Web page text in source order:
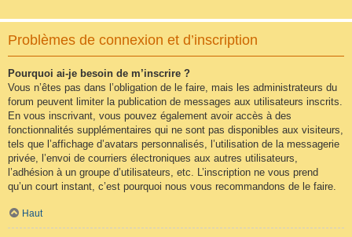
Problèmes de connexion et d’inscription
Pourquoi ai-je besoin de m’inscrire ?
Vous n’êtes pas dans l’obligation de le faire, mais les administrateurs du
forum peuvent limiter la publication de messages aux utilisateurs inscrits.
En vous inscrivant, vous pouvez également avoir accès à des
fonctionnalités supplémentaires qui ne sont pas disponibles aux visiteurs,
tels que l’affichage d’avatars personnalisés, l’utilisation de la messagerie
privée, l’envoi de courriers électroniques aux autres utilisateurs,
l’adhésion à un groupe d’utilisateurs, etc. L’inscription ne vous prend
qu’un court instant, c’est pourquoi nous vous recommandons de le faire.
Haut